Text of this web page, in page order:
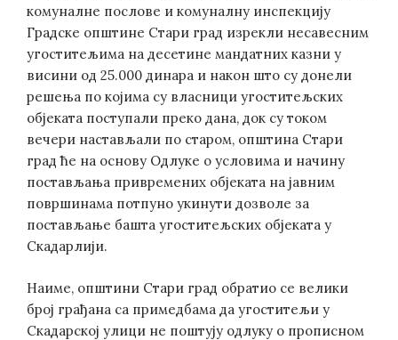
комуналне послове и комуналну инспекцију
Градске општине Стари град изрекли несавесним
угоститељима на десетине мандатних казни у
висини од 25.000 динара и након што су донели
решења по којима су власници угоститељских
објеката поступали преко дана, док су током
вечери настављали по старом, општина Стари
град ће на основу Одлуке о условима и начину
постављања привремених објеката на јавним
површинама потпуно укинути дозволе за
постављање баштa угоститељских објеката у
Скадарлији.
Наиме, општини Стари град обратио се велики
број грађана са примедбама да угоститељи у
Скадарској улици не поштују одлуку о прописном